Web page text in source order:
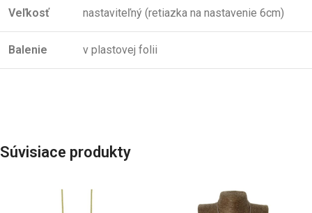
Veľkosť nastaviteľný (retiazka na nastavenie 6cm)
Balenie v plastovej folii
Súvisiace produkty